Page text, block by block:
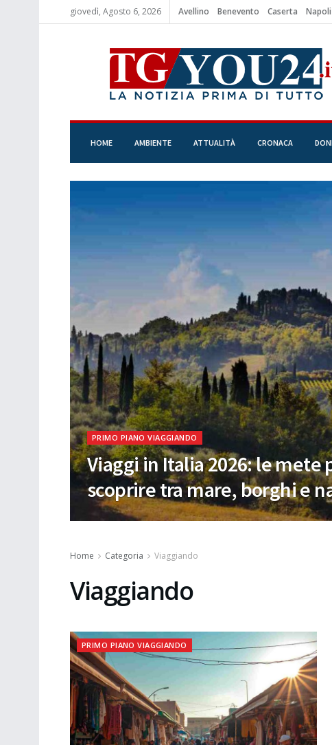
giovedì, Agosto 6, 2026 Avellino Benevento Caserta Napoli
HOME AMBIENTE ATTUALITÀ CRONACA
PRIMO PIANO VIAGGIANDO
Viaggi in Italia 2026: le mete
scoprire tra mare, borghi e
Home Categoria Viaggiando
Viaggiando
PRIMO PIANO VIAGGIANDO